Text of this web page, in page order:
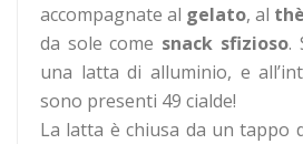
accompagnate al gelato, al thè
da sole come snack sfizioso.
una latta di alluminio, e
sono presenti 49 cialde!
La latta è chiusa da un tappo